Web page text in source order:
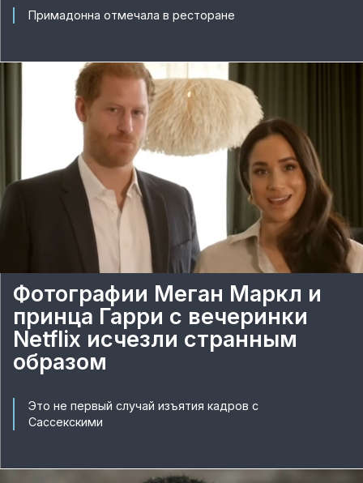
Примадонна отмечала в ресторане
Фотографии Меган Маркл и
принца Гарри с вечеринки
Netflix исчезли странным
образом
Это не первый случай изъятия кадров с
Сассекскими